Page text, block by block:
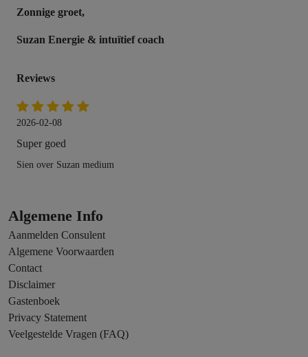
Zonnige groet,
Suzan Energie & intuïtief coach
Reviews
2026-02-08
Super goed
Sien over Suzan medium
Algemene Info
Aanmelden Consulent
Algemene Voorwaarden
Contact
Disclaimer
Gastenboek
Privacy Statement
Veelgestelde Vragen (FAQ)